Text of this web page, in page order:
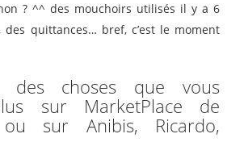
? ^^ des mouchoirs utilisés il y a 6
des quittances… bref, c’est le moment
des choses que vous
sur MarketPlace de
ou sur Anibis, Ricardo,